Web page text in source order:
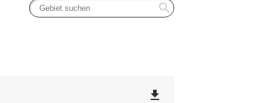
search
file_download